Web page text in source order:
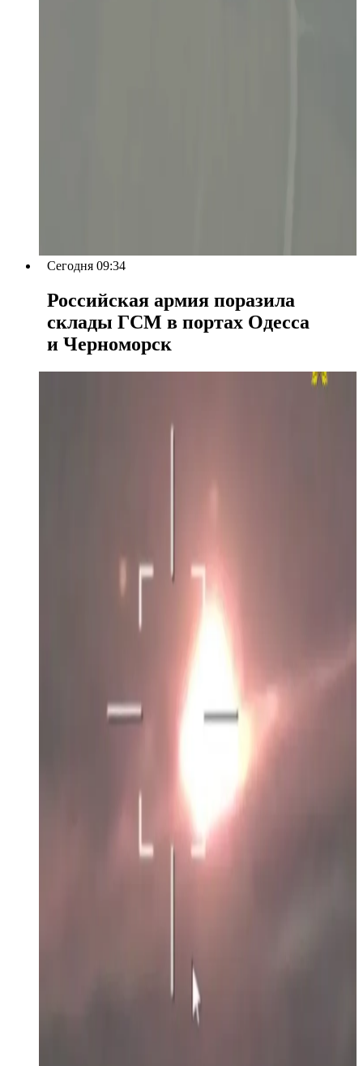
Сегодня 09:34
Российская армия поразила
склады ГСМ в портах Одесса
и Черноморск